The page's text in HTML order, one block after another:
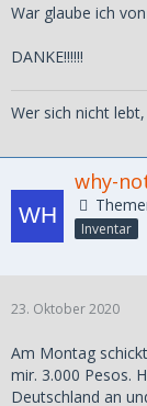
War glaube ich
DANKE!!!!!!
Wer sich nicht
why-
Inventar
23. Oktober 2020
Am Montag
mir. 3.000 Pesos.
Deutschland an